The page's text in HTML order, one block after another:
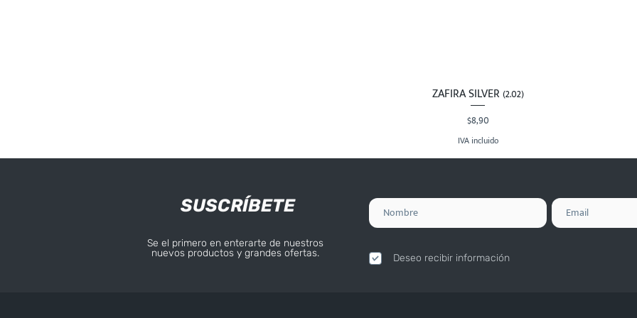
Vista rápida
ZAFIRA SILVER (2.02)
Precio
$8,90
IVA incluido
SUSCRÍBETE
Se el primero en enterarte de nuestros
nuevos productos y grandes ofertas.
Deseo recibir información